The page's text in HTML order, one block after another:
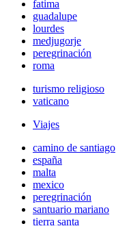
fatima
guadalupe
lourdes
medjugorje
peregrinación
roma
turismo religioso
vaticano
Viajes
camino de santiago
españa
malta
mexico
peregrinación
santuario mariano
tierra santa